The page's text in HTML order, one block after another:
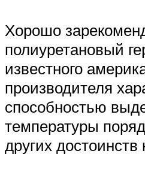
Хорошо
полиуретановый
известного
производителя
способностью
температуры
других достоинств